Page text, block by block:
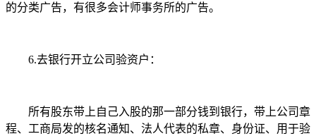
的分类广告，有很多会计师事务所的广告。
6.去银行开立公司验资户：
所有股东带上自己入股的那一部分钱到银行，带上公司章
程、工商局发的核名通知、法人代表的私章、身份证、用于验